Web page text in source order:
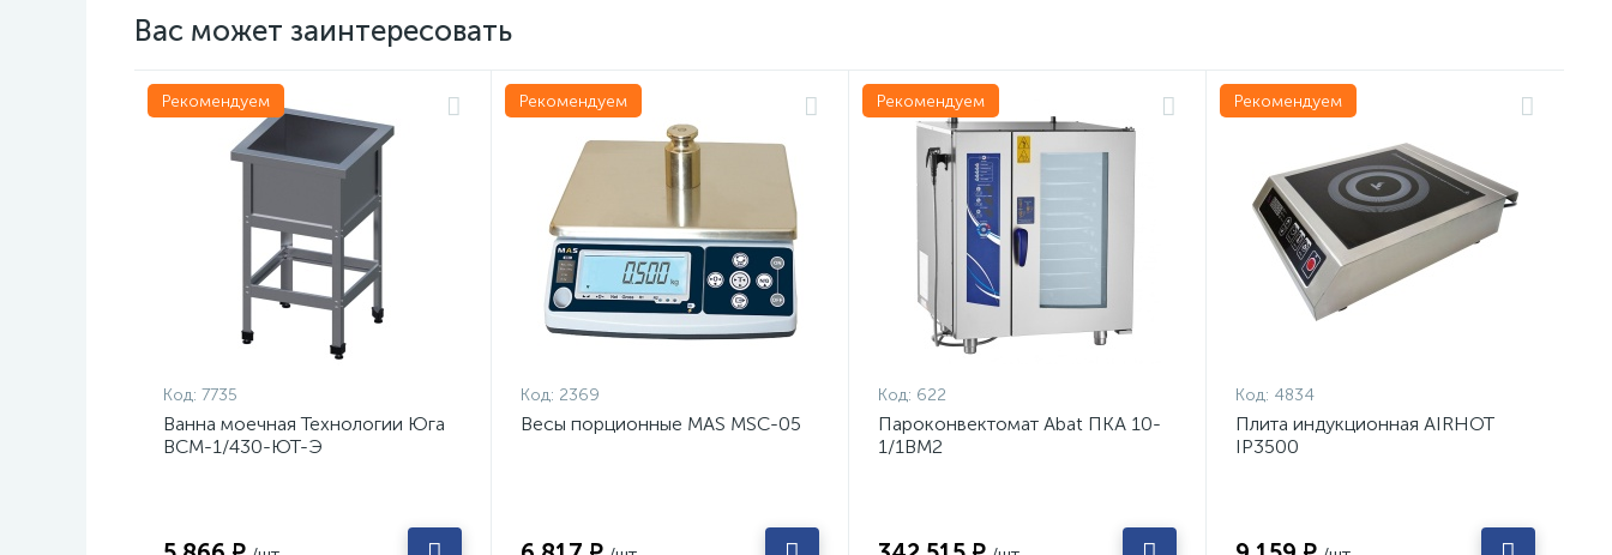
Вас может заинтересовать
Рекомендуем
Код: 7735
Ванна моечная Технологии Юга
ВСМ-1/430-ЮТ-Э
Рекомендуем
Код: 2369
Весы порционные MAS MSC-05
Рекомендуем
Код: 622
Пароконвектомат Abat ПКА 10-
1/1ВМ2
Рекомендуем
Код: 4834
Плита индукционная AIRHOT
IP3500